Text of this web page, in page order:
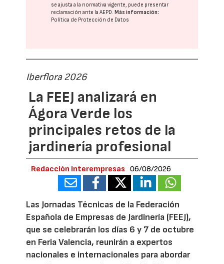
se ajusta a la normativa vigente, puede presentar
reclamación ante laAEPD. Más información:
Política de Protección de Datos
Iberflora 2026
La FEEJ analizará en
Ágora Verde los
principales retos de la
jardinería profesional
Redacción Interempresas 06/08/2026
Las Jornadas Técnicas de la Federación
Española de Empresas de Jardinería (FEEJ),
que se celebrarán los días 6 y 7 de octubre
en Feria Valencia, reunirán a expertos
nacionales e internacionales para abordar